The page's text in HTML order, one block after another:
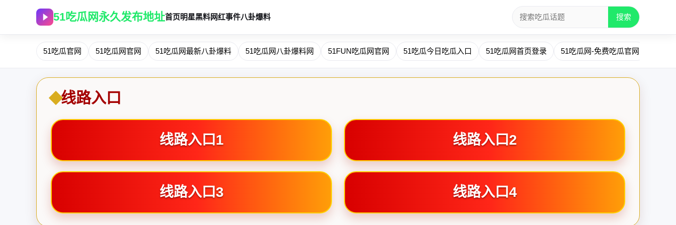
51吃瓜网永久发布地址首页明星黑料网红事件八卦爆料 搜索
51吃瓜官网 51吃瓜网官网 51吃瓜网最新八卦爆料 51吃瓜网八卦爆料网 51FUN吃瓜网官网 51吃瓜今日吃瓜入口 51吃瓜网首页登录 51吃瓜网-免费吃瓜官网
线路入口
线路入口1 线路入口2
线路入口3 线路入口4